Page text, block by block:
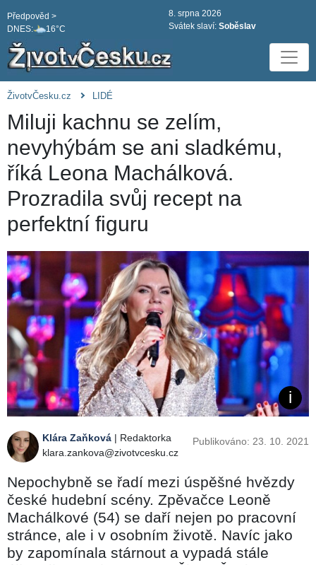
DNES: 16°C
Předpověd >
8. srpna 2026
Svátek slaví: Soběslav
ŽivotvČesku.cz LIDÉ
Miluji kachnu se zelím,
nevyhýbám se ani sladkému,
říká Leona Machálková.
Prozradila svůj recept na
perfektní figuru
Klára Zaňková | Redaktorka
klara.zankova@zivotvcesku.cz
Publikováno: 23. 10. 2021
Nepochybně se řadí mezi úspěšné hvězdy
české hudební scény. Zpěvačce Leoně
Machálkové (54) se daří nejen po pracovní
stránce, ale i v osobním životě. Navíc jako
by zapomínala stárnout a vypadá stále